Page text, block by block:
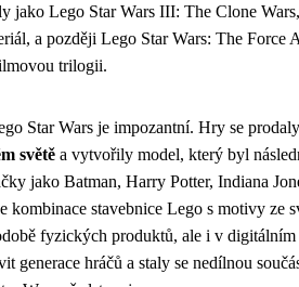
jako Lego Star Wars III: The Clone
a později Lego Star Wars: The Force
trilogii.
Star Wars je impozantní. Hry se
světě a vytvořily model, který byl
jako Batman, Harry Potter, Indiana
kombinace stavebnice Lego s motivy ze
fyzických produktů, ale i v digitálním
generace hráčů a staly se nedílnou